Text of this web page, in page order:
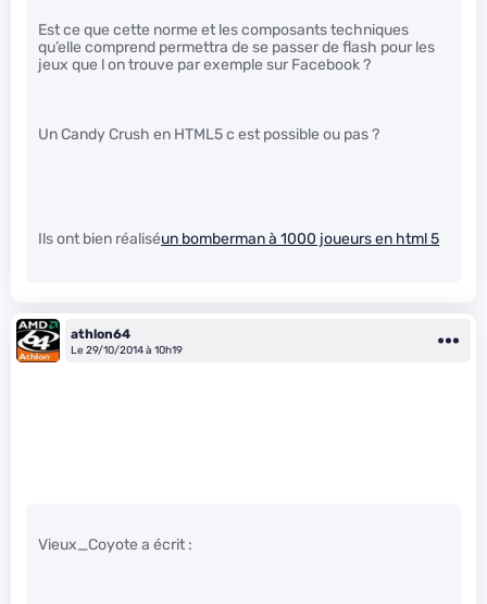
Est ce que cette norme et les composants techniques
qu’elle comprend permettra de se passer de flash pour les
jeux que l on trouve par exemple sur Facebook ?
Un Candy Crush en HTML5 c est possible ou pas ?
Ils ont bien réaliséun bomberman à 1000 joueurs en html 5
athlon64
Le 29/10/2014 à 10h19
Vieux_Coyote a écrit :